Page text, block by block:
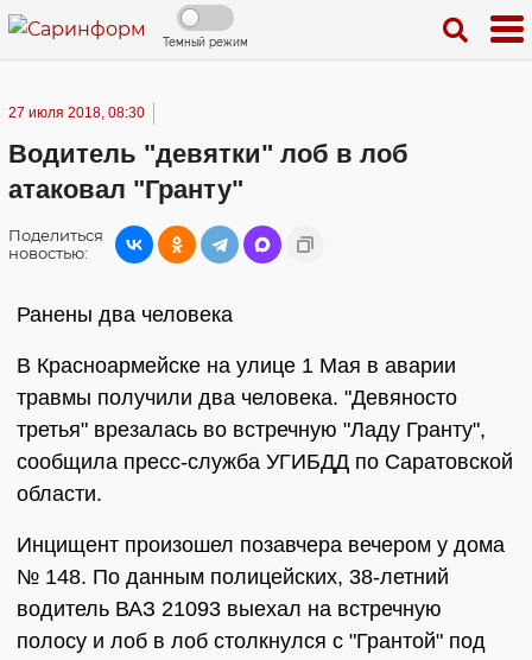
Темный режим
27 июля 2018, 08:30
Водитель "девятки" лоб в лоб
атаковал "Гранту"
Поделиться
новостью:
Ранены два человека
В Красноармейске на улице 1 Мая в аварии
травмы получили два человека. "Девяносто
третья" врезалась во встречную "Ладу Гранту",
сообщила пресс-служба УГИБДД по Саратовской
области.
Инцищент произошел позавчера вечером у дома
№ 148. По данным полицейских, 38-летний
водитель ВАЗ 21093 выехал на встречную
полосу и лоб в лоб столкнулся с "Грантой" под